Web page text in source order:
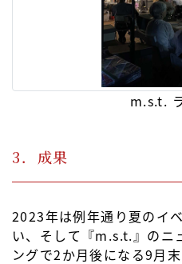
m.s.t.
3．成果
2023年は例年通り夏のイ
い、そして『m.s.t.』のニ
ングで2か月後になる9月